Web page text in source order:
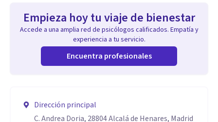
Empieza hoy tu viaje de bienestar
Accede a una amplia red de psicólogos calificados. Empatía y
experiencia a tu servicio.
Encuentra profesionales
Dirección principal
C. Andrea Doria, 28804 Alcalá de Henares, Madrid